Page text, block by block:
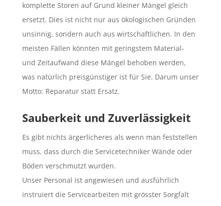
komplette Storen auf Grund kleiner Mängel gleich
ersetzt. Dies ist nicht nur aus ökologischen Gründen
unsinnig, sondern auch aus wirtschaftlichen. In den
meisten Fällen könnten mit geringstem Material-
und Zeitaufwand diese Mängel behoben werden,
was natürlich preisgünstiger ist für Sie. Darum unser
Motto: Reparatur statt Ersatz.
Sauberkeit und Zuverlässigkeit
Es gibt nichts ärgerlicheres als wenn man feststellen
muss, dass durch die Servicetechniker Wände oder
Böden verschmutzt wurden.
Unser Personal ist angewiesen und ausführlich
instruiert die Servicearbeiten mit grösster Sorgfalt